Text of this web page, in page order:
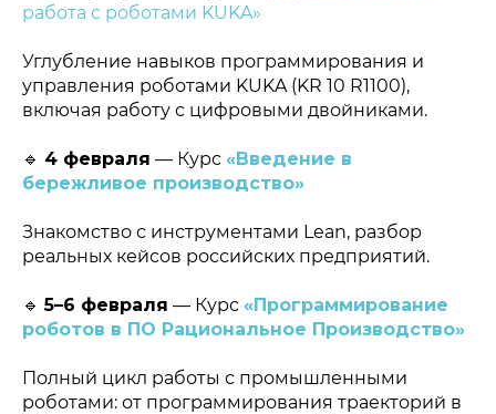
работа с роботами KUKA»
Углубление навыков программирования и
управления роботами KUKA (KR 10 R1100),
включая работу с цифровыми двойниками.
🔹 4 февраля — Курс «Введение в
бережливое производство»
Знакомство с инструментами Lean, разбор
реальных кейсов российских предприятий.
🔹5–6 февраля — Курс «Программирование
роботов в ПО Рациональное Производство»
Полный цикл работы с промышленными
роботами: от программирования траекторий в